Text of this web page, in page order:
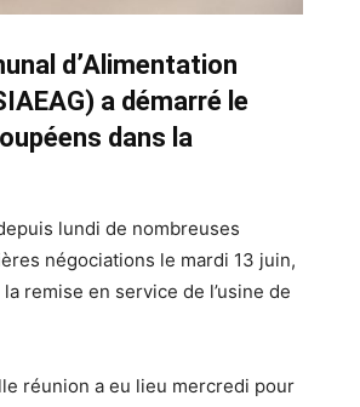
d’Alimentation
a démarré le
dans la
lundi de nombreuses
négociations le mardi 13 juin,
remise en service de l’usine de
réunion a eu lieu mercredi pour